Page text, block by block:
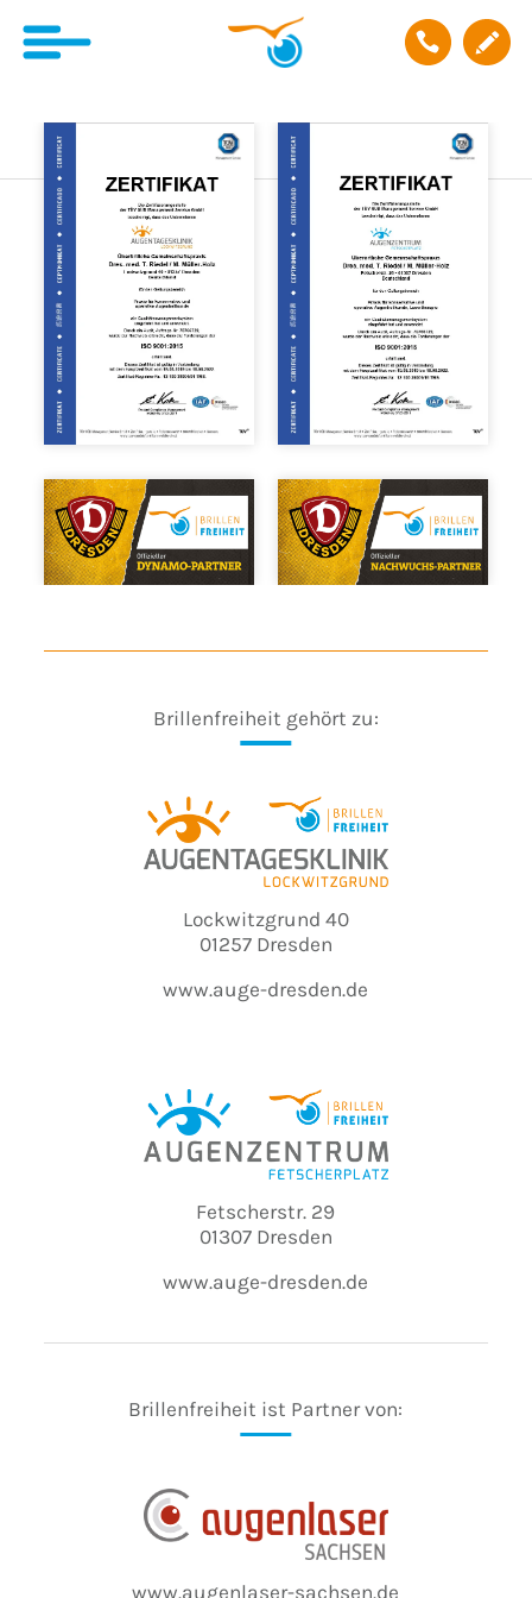
Brillenfreiheit gehört zu:
Lockwitzgrund 40
01257 Dresden
www.auge-dresden.de
Fetscherstr. 29
01307 Dresden
www.auge-dresden.de
Brillenfreiheit ist Partner von:
www.augenlaser-sachsen.de